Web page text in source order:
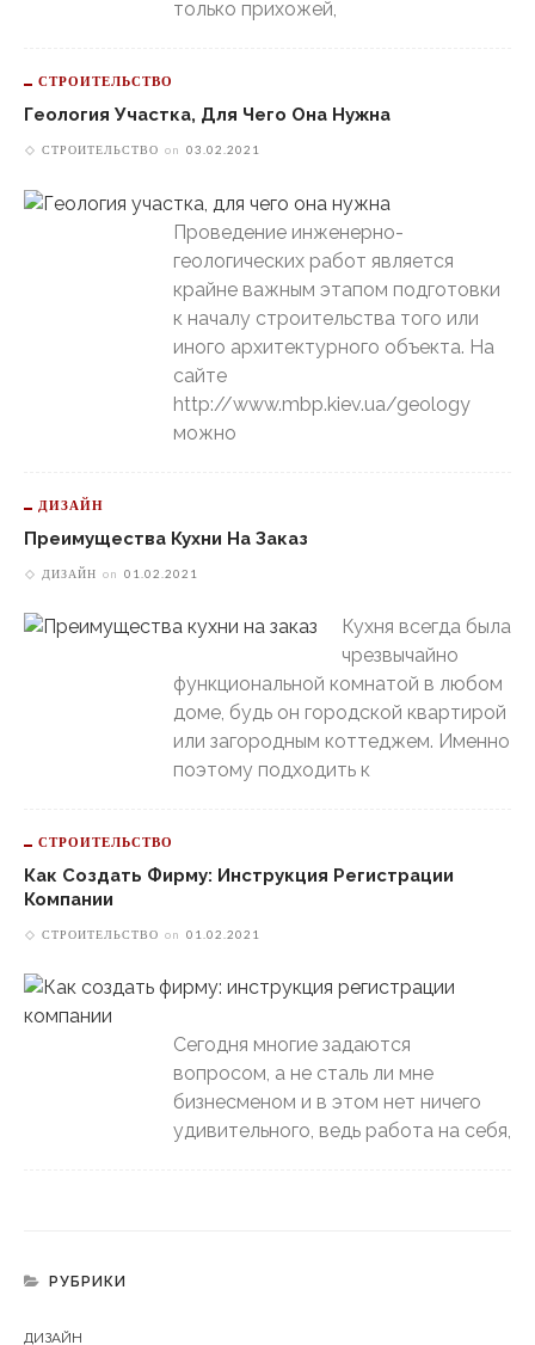
только прихожей,
СТРОИТЕЛЬСТВО
Геология Участка, Для Чего Она Нужна
СТРОИТЕЛЬСТВО on 03.02.2021
Проведение инженерно-
геологических работ является
крайне важным этапом подготовки
к началу строительства того или
иного архитектурного объекта. На
сайте
http://www.mbp.kiev.ua/geology
можно
ДИЗАЙН
Преимущества Кухни На Заказ
ДИЗАЙН on 01.02.2021
Кухня всегда была
чрезвычайно
функциональной комнатой в любом
доме, будь он городской квартирой
или загородным коттеджем. Именно
поэтому подходить к
СТРОИТЕЛЬСТВО
Как Создать Фирму: Инструкция Регистрации
Компании
СТРОИТЕЛЬСТВО on 01.02.2021
Сегодня многие задаются
вопросом, а не сталь ли мне
бизнесменом и в этом нет ничего
удивительного, ведь работа на себя,
РУБРИКИ
ДИЗАЙН